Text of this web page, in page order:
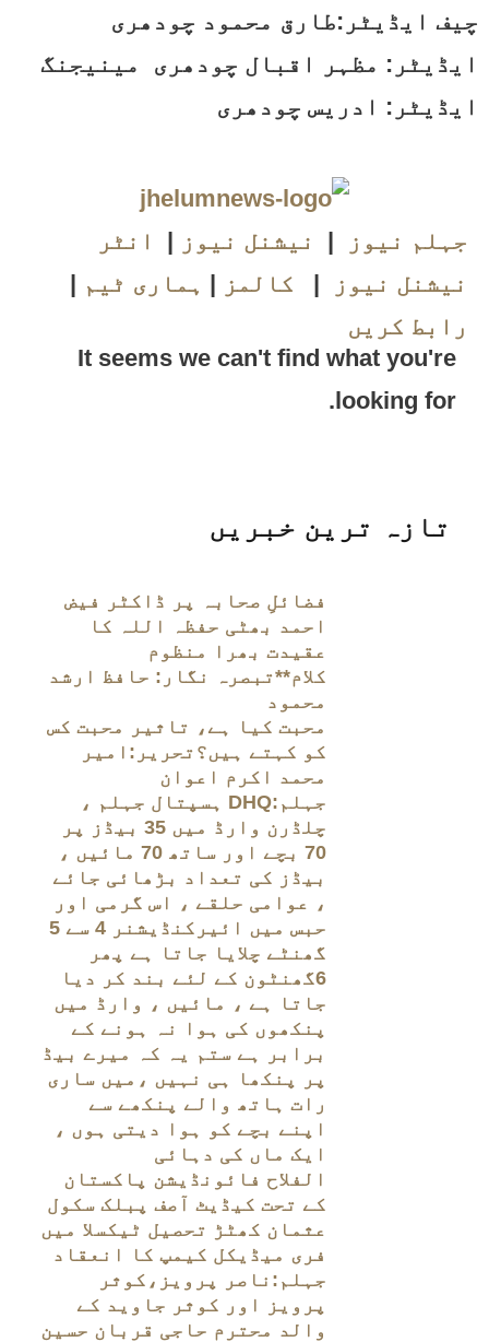
چیف ایڈیٹر:طارق محمود چودھری
ایڈیٹر: مظہر اقبال چودھری مینیجنگ
ایڈیٹر: ادریس چودھری
جہلم نیوز | نیشنل نیوز |
انٹر
نیشنل نیوز
| کالمز | ہماری ٹیم |
رابط کریں
It seems we can't find what you're
looking for.
تازہ ترین خبریں
فضائلِ صحابہ پر ڈاکٹر فیض
احمد بھٹی حفظہ اللہ کا
عقیدت بھرا منظوم
کلام**تبصرہ نگار: حافظ ارشد
محمود
محبت کیا ہے، تاثیر محبت کس
کو کہتے ہیں؟تحریر:امیر
محمد اکرم اعوان
جہلم:DHQ ہسپتال جہلم ،
چلڈرن وارڈ میں 35 بیڈز پر
70 بچے اور ساتھ 70 مائیں ،
بیڈز کی تعداد بڑھائی جائے
، عوامی حلقے ، اس گرمی اور
حبس میں ائیرکنڈیشنر 4 سے 5
گھنٹے چلایا جاتا ہے پھر
6گھنٹون کے لئے بند کر دیا
جاتا ہے ، مائیں ، وارڈ میں
پنکھوں کی ہوا نہ ہونے کے
برابر ہے ستم یہ کہ میرے بیڈ
پر پنکھا ہی نہیں ،میں ساری
رات ہاتھ والے پنکھے سے
اپنے بچے کو ہوا دیتی ہوں ،
ایک ماں کی دہائی
الفلاح فائونڈیشن پاکستان
کے تحت کیڈیٹ آصف پبلک سکول
عثمان کھٹڑ تحصیل ٹیکسلا میں
فری میڈیکل کیمپ کا انعقاد
جہلم:ناصر پرویز،کوثر
پرویز اور کوثر جاوید کے
والد محترم حاجی قربان حسین